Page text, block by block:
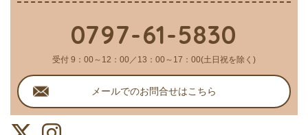
0797-61-5830
受付 9：00～12：00／13：00～17：00(土日祝を除く)
メールでのお問合せはこちら